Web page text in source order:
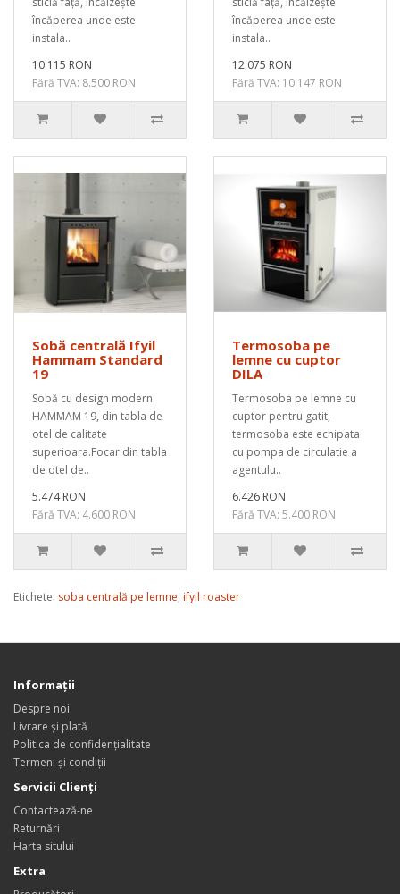
încăperea unde este
instala..
10.115 RON
Fără TVA: 8.500 RON
încăperea unde este
instala..
12.075 RON
Fără TVA: 10.147 RON
Sobă centrală Ifyil
Hammam Standard
19
Sobă cu design modern
HAMMAM 19, din tabla de
otel de calitate
superioara.Focar din tabla
de otel de..
5.474 RON
Fără TVA: 4.600 RON
Termosoba pe
lemne cu cuptor
DILA
Termosoba pe lemne cu
cuptor pentru gatit,
termosoba este echipata
cu pompa de circulatie a
agentulu..
6.426 RON
Fără TVA: 5.400 RON
Etichete: soba centrală pe lemne, ifyil roaster
Informaţii
Despre noi
Livrare și plată
Politica de confidențialitate
Termeni și condiții
Servicii Clienţi
Contactează-ne
Returnări
Harta sitului
Extra